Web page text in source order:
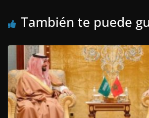
También te puede